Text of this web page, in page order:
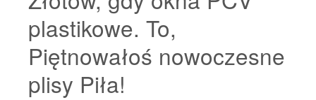
plastikowe. To,
Piętnowałoś nowoczesne
plisy Piła!